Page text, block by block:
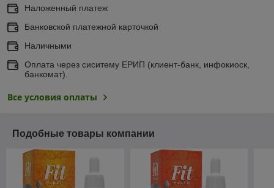
Наложенный платеж
Банковской платежной карточкой
Наличными
Оплата через сиситему ЕРИП (клиент-банк, инфокиоск,
банкомат).
Все условия оплаты
Подобные товары компании